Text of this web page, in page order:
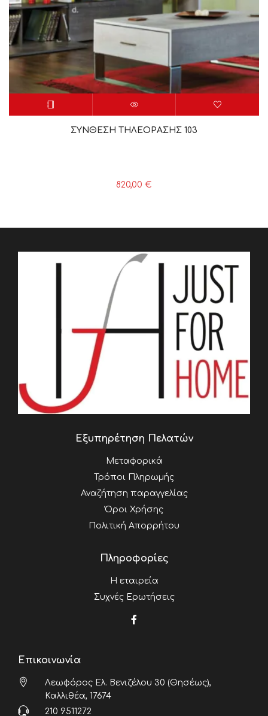
ΣΥΝΘΕΣΗ ΤΗΛΕΟΡΑΣΗΣ 103
820,00 €
Εξυπηρέτηση Πελατών
Μεταφορικά
Τρόποι Πληρωμής
Αναζήτηση παραγγελίας
Όροι Χρήσης
Πολιτική Απορρήτου
Πληροφορίες
Η εταιρεία
Συχνές Ερωτήσεις
Επικοινωνία
Λεωφόρος Ελ. Βενιζέλου 30 (Θησέως),
Καλλιθέα, 17674
210 9511272